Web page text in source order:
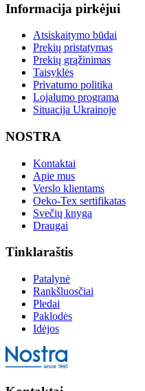
Informacija pirkėjui
Atsiskaitymo būdai
Prekių pristatymas
Prekių grąžinimas
Taisyklės
Privatumo politika
Lojalumo programa
Situacija Ukrainoje
NOSTRA
Kontaktai
Apie mus
Verslo klientams
Oeko-Tex sertifikatas
Svečių knyga
Draugai
Tinklaraštis
Patalynė
Rankšluosčiai
Pledai
Paklodės
Idėjos